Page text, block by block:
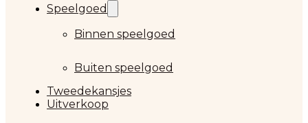
Speelgoed
Binnen speelgoed
Buiten speelgoed
Tweedekansjes
Uitverkoop